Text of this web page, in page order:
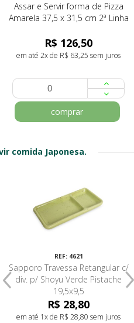
Assar e Servir forma de Pizza
Amarela 37,5 x 31,5 cm 2ª Linha
R$ 126,50
em até 2x de R$ 63,25 sem juros
comprar
comida Japonesa.
REF: 4621
Sapporo Travessa Retangular c/
div. p/ Shoyu Verde Pistache
19,5x9,5
R$ 28,80
em até 1x de R$ 28,80 sem juros